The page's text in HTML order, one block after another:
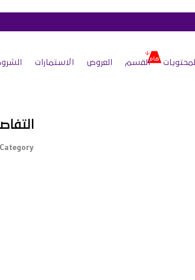
المحتويات القسم العروض الاستمارات
Category :